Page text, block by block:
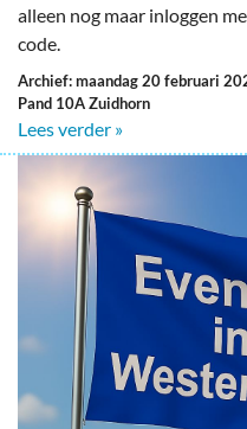
alleen nog maar inloggen
code.
Archief: maandag 20 februari
Pand 10A Zuidhorn
Lees verder »